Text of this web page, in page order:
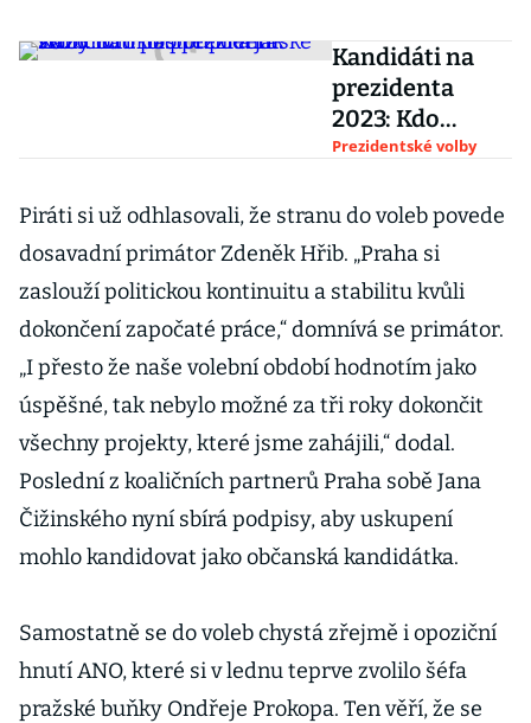
Kandidáti na
prezidenta
2023: Kdo
postoupil a jak
prezidentské
volby?
Prezidentské volby
Piráti si už odhlasovali, že stranu do voleb povede
dosavadní primátor Zdeněk Hřib. „Praha si
zaslouží politickou kontinuitu a stabilitu kvůli
dokončení započaté práce,“ domnívá se primátor.
„I přesto že naše volební období hodnotím jako
úspěšné, tak nebylo možné za tři roky dokončit
všechny projekty, které jsme zahájili,“ dodal.
Poslední z koaličních partnerů Praha sobě Jana
Čižinského nyní sbírá podpisy, aby uskupení
mohlo kandidovat jako občanská kandidátka.
Samostatně se do voleb chystá zřejmě i opoziční
hnutí ANO, které si v lednu teprve zvolilo šéfa
pražské buňky Ondřeje Prokopa. Ten věří, že se